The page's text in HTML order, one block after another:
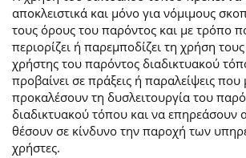
αποκλειστικά και μόνο για νόμιμους
τους όρους του παρόντος και με τρόπο
περιορίζει ή παρεμποδίζει τη χρήση
χρήστης του παρόντος διαδικτυακού
προβαίνει σε πράξεις ή παραλείψεις
προκαλέσουν τη δυσλειτουργία του
διαδικτυακού τόπου και να επηρεάσουν
θέσουν σε κίνδυνο την παροχή των
χρήστες.